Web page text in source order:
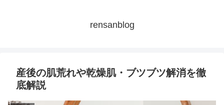
rensanblog
産後の肌荒れや乾燥肌・ブツブツ解消を徹
底解説